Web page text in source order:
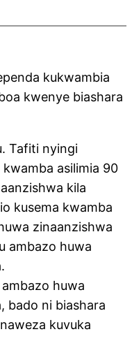
kukwambia
kwenye biashara
Tafiti nyingi
asilimia 90
kila
kusema kwamba
zinaanzishwa
ambazo huwa
huwa
bado ni biashara
kuvuka